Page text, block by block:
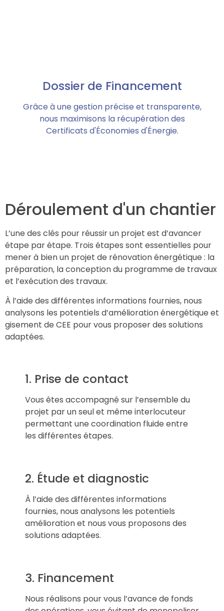
Dossier de Financement
Grâce à une gestion précise et transparente,
nous maximisons la récupération des
Certificats d'Économies d'Énergie.
Déroulement d'un chantier
L’une des clés pour réussir un projet est d’avancer
étape par étape. Trois étapes sont essentielles pour
mener à bien un projet de rénovation énergétique : la
préparation, la conception du programme de travaux
et l’exécution des travaux.
À l’aide des différentes informations fournies, nous
analysons les potentiels d’amélioration énergétique et
gisement de CEE pour vous proposer des solutions
adaptées.
1. Prise de contact
Vous êtes accompagné sur l’ensemble du
projet par un seul et même interlocuteur
permettant une coordination fluide entre
les différentes étapes.
2. Étude et diagnostic
À l’aide des différentes informations
fournies, nous analysons les potentiels
amélioration et nous vous proposons des
solutions adaptées.
3. Financement
Nous réalisons pour vous l’avance de fonds